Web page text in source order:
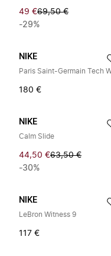
49 €69,50 €
-29%
NIKE
180 €
NIKE
Calm Slide
44,50 €63,50 €
-30%
NIKE
LeBron Witness 9
117 €